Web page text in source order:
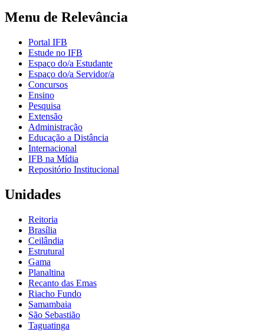
Menu de Relevância
Portal IFB
Estude no IFB
Espaço do/a Estudante
Espaço do/a Servidor/a
Concursos
Ensino
Pesquisa
Extensão
Administração
Educação a Distância
Internacional
IFB na Mídia
Repositório Institucional
Unidades
Reitoria
Brasília
Ceilândia
Estrutural
Gama
Planaltina
Recanto das Emas
Riacho Fundo
Samambaia
São Sebastião
Taguatinga